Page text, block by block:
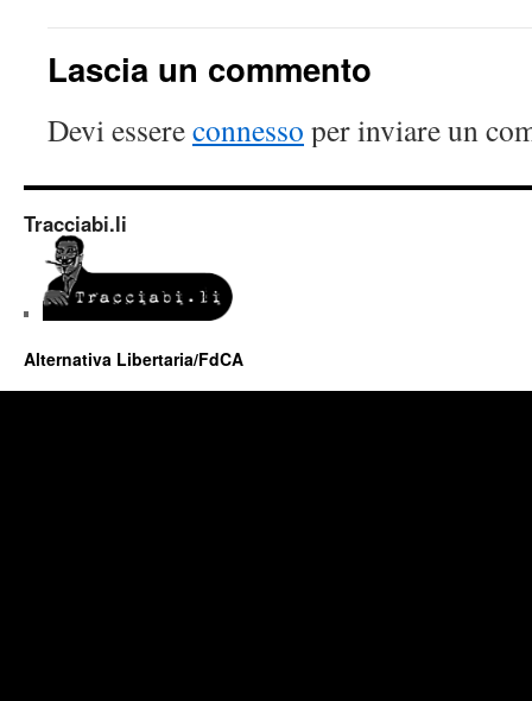
Lascia un commento
Devi essereconnesso per inviare un
Tracciabi.li
Alternativa Libertaria/FdCA